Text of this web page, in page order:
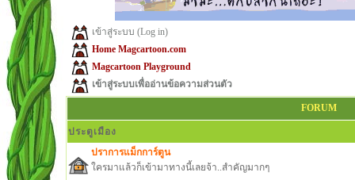
เข้าสู่ระบบ (Log in)
Home Magcartoon.com
Magcartoon Playground
เข้าสู่ระบบเพื่ออ่านข้อความส่วนตัว
FORUM
ประตูเมือง
ปราการแม็กการ์ตูน
ใครมาแล้วก็เข้ามาทางนี้เลยจ้า..สำคัญมากๆ